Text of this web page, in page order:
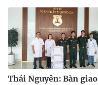
VTV9
Liên hệ tòa soạn
Thái Nguyên: Bàn giao